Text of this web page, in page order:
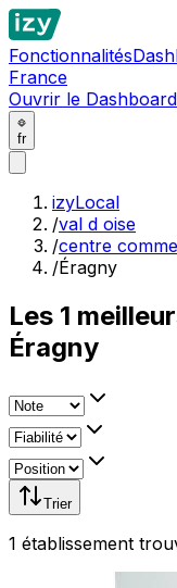
Fonctionnalités
France
Ouvrir le Dashboard
fr
izyLocal
/val d oise
/centre
/Éragny
Les 1
Éragny
Trier
1 établissement